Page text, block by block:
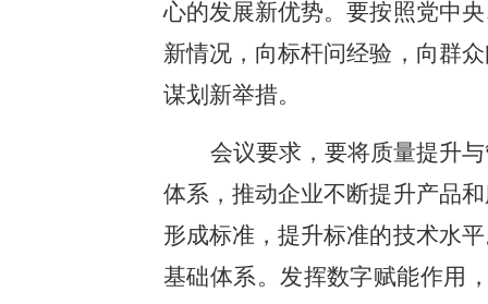
心的发展新优势。要按照党中
新情况，向标杆问经验，向群
谋划新举措。
会议要求，要将质量提升
体系，推动企业不断提升产品
形成标准，提升标准的技术水
基础体系。发挥数字赋能作用